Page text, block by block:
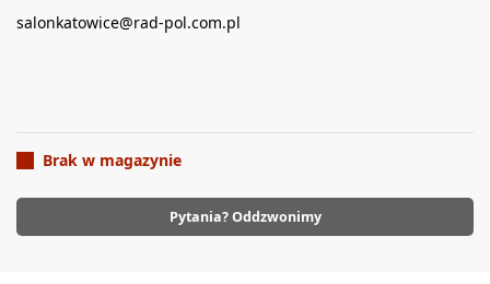
salonkatowice@rad-pol.com.pl
Brak w magazynie
Pytania? Oddzwonimy